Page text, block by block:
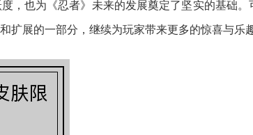
，也为《忍者》未来的发展奠定了坚实的基础。
展的一部分，继续为玩家带来更多的惊喜与乐趣